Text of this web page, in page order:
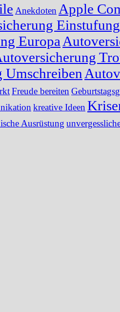
Anekdoten Apple
Europa
Umschreiben
Freude bereiten
kreative Ideen
Ausrüstung